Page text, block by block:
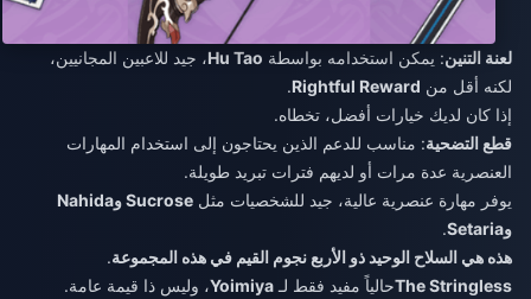
لعنة التنين: يمكن استخدامه بواسطة Hu Tao، جيد للاعبين المجانيين،
لكنه أقل من Rightful Reward
.
إذا كان لديك خيارات أفضل، تخطاه.
قطع التضحية: مناسب للدعم الذين يحتاجون إلى استخدام المهارات
العنصرية عدة مرات أو لديهم فترات تبريد طويلة.
يوفر مهارة عنصرية عالية، جيد للشخصيات مثل
Sucrose وNahida
وSetaria
.
هذه هي السلاح الوحيد ذو الأربع نجوم القيم في هذه المجموعة.
The Stringlessحالياً مفيد فقط لـ Yoimiya، وليس ذا قيمة عامة.